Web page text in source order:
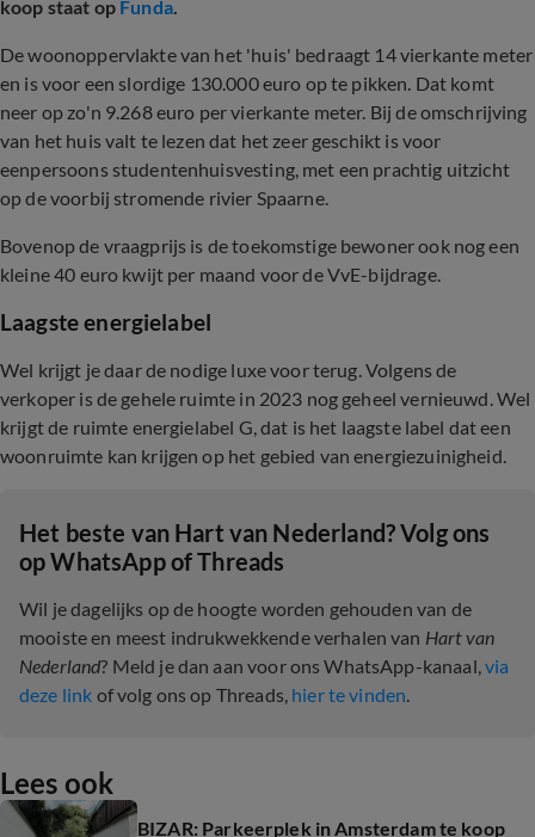
koop staat op Funda.
De woonoppervlakte van het 'huis' bedraagt 14 vierkante meter
en is voor een slordige 130.000 euro op te pikken. Dat komt
neer op zo'n 9.268 euro per vierkante meter. Bij de omschrijving
van het huis valt te lezen dat het zeer geschikt is voor
eenpersoons studentenhuisvesting, met een prachtig uitzicht
op de voorbij stromende rivier Spaarne.
Bovenop de vraagprijs is de toekomstige bewoner ook nog een
kleine 40 euro kwijt per maand voor de VvE-bijdrage.
Laagste energielabel
Wel krijgt je daar de nodige luxe voor terug. Volgens de
verkoper is de gehele ruimte in 2023 nog geheel vernieuwd. Wel
krijgt de ruimte energielabel G, dat is het laagste label dat een
woonruimte kan krijgen op het gebied van energiezuinigheid.
Het beste van Hart van Nederland? Volg ons
op WhatsApp of Threads
Wil je dagelijks op de hoogte worden gehouden van de
mooiste en meest indrukwekkende verhalen van Hart van
Nederland? Meld je dan aan voor ons WhatsApp-kanaal,via
deze link of volg ons op Threads, hier te vinden.
Lees ook
BIZAR: Parkeerplek in Amsterdam te koop